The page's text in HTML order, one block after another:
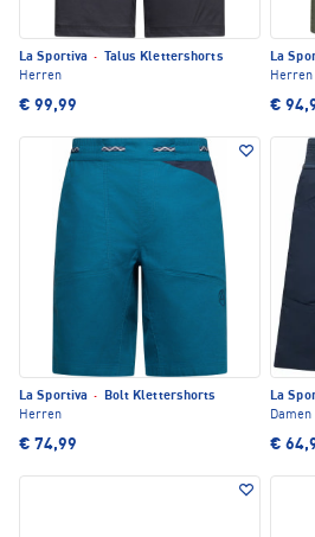
La Sportiva ·
Talus Klettershorts
Herren
€ 99,99
La
Herren
€
La Sportiva ·
Bolt Klettershorts
Herren
€ 74,99
La
Damen
€